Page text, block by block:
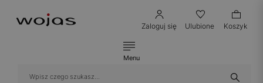
Zaloguj się Ulubione Koszyk
Menu